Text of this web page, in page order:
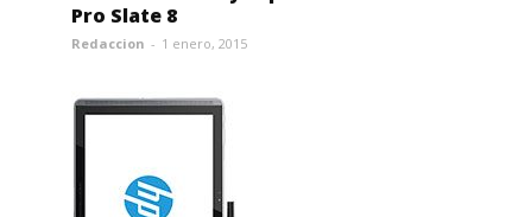
Pro Slate 8
Redaccion - 1 enero, 2015